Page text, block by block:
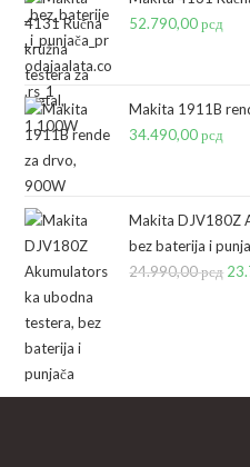
52.790,00рсд
Makita 1911B
34.490,00рсд
Makita DJV180Z
bez baterija i
24.990,00рсд